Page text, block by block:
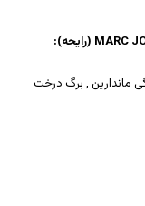
(رایحه):
ماندارین , برگ درخت